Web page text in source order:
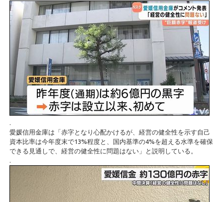
.
愛媛信用金庫は「赤字となり心配かけるが、経営の健全性を示す自己
資本比率は今年度末で13%程度と、国内基準の4%を超える水準を確保
できる見通しで、経営の健全性に問題はない」と説明している。
.